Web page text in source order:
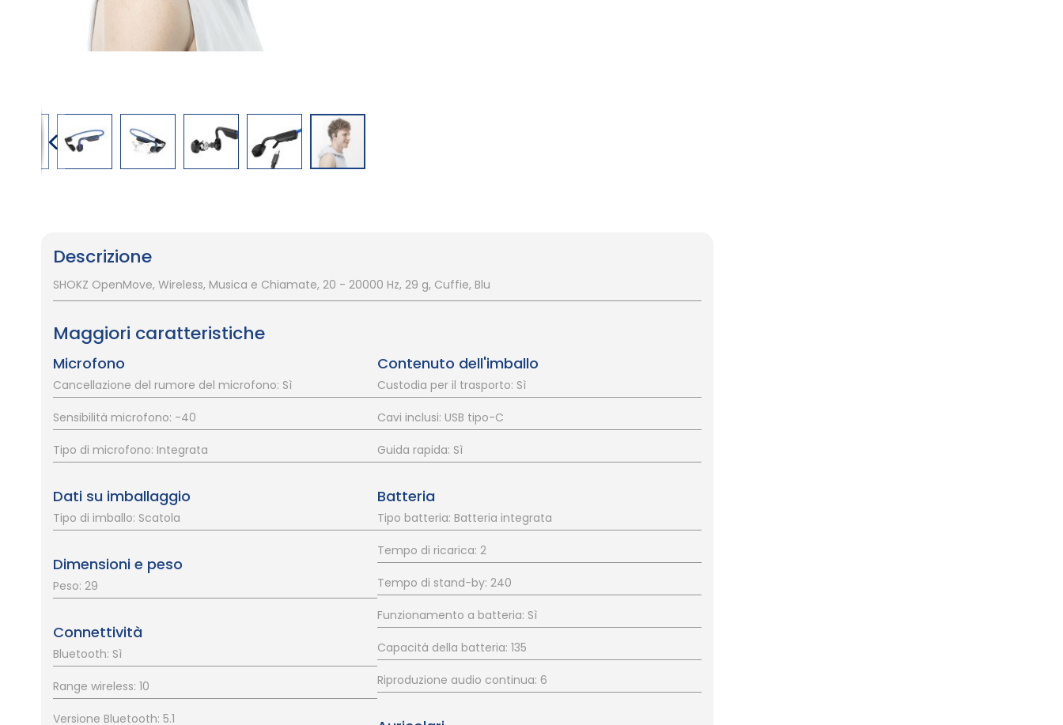
Descrizione
SHOKZ OpenMove, Wireless, Musica e Chiamate, 20 - 20000 Hz, 29 g, Cuffie, Blu
Maggiori caratteristiche
Microfono
Cancellazione del rumore del microfono: Sì
Sensibilità microfono: -40
Tipo di microfono: Integrata
Dati su imballaggio
Tipo di imballo: Scatola
Dimensioni e peso
Peso: 29
Connettività
Bluetooth: Sì
Range wireless: 10
Versione Bluetooth: 5.1
Contenuto dell'imballo
Custodia per il trasporto: Sì
Cavi inclusi: USB tipo-C
Guida rapida: Sì
Batteria
Tipo batteria: Batteria integrata
Tempo di ricarica: 2
Tempo di stand-by: 240
Funzionamento a batteria: Sì
Capacità della batteria: 135
Riproduzione audio continua: 6